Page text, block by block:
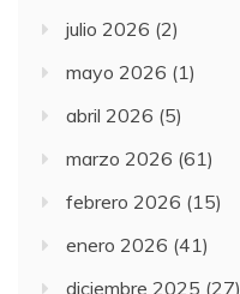
julio 2026 (2)
mayo 2026 (1)
abril 2026 (5)
marzo 2026 (61)
febrero 2026 (15)
enero 2026 (41)
diciembre 2025 (27)